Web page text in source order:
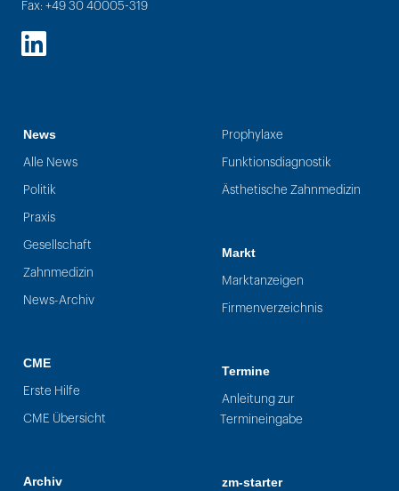
Fax: +49 30 40005-319
LinkedIn
News
Alle News
Politik
Praxis
Gesellschaft
Zahnmedizin
News-Archiv
CME
Erste Hilfe
CME Übersicht
Archiv
Prophylaxe
Funktionsdiagnostik
Ästhetische Zahnmedizin
Markt
Marktanzeigen
Firmenverzeichnis
Termine
Anleitung zur
Termineingabe
zm-starter